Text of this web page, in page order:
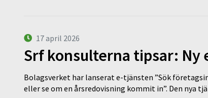
17 april 2026
Srf konsulterna tipsar: Ny
Bolagsverket har lanserat e-tjänsten ”Sök
eller se om en årsredovisning kommit in”. Den nya